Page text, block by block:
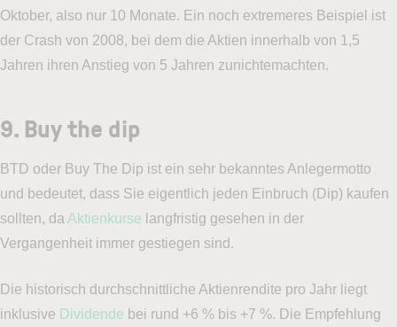
Oktober, also nur 10 Monate. Ein noch extremeres Beispiel ist
der Crash von 2008, bei dem die Aktien innerhalb von 1,5
Jahren ihren Anstieg von 5 Jahren zunichtemachten.
9. Buy the dip
BTD oder Buy The Dip ist ein sehr bekanntes Anlegermotto
und bedeutet, dass Sie eigentlich jeden Einbruch (Dip) kaufen
sollten, da Aktienkurse langfristig gesehen in der
Vergangenheit immer gestiegen sind.
Die historisch durchschnittliche Aktienrendite pro Jahr liegt
inklusive Dividende bei rund +6 % bis +7 %. Die Empfehlung